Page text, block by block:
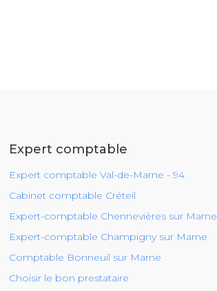
Expert comptable
Expert comptable Val-de-Marne - 94
Cabinet comptable Créteil
Expert-comptable Chennevières sur Marne
Expert-comptable Champigny sur Marne
Comptable Bonneuil sur Marne
Choisir le bon prestataire